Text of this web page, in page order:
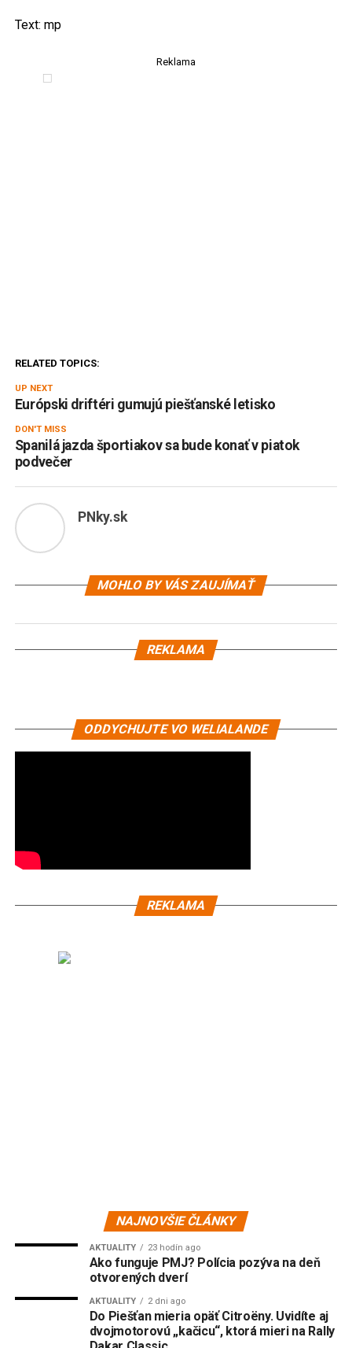
Text: mp
Reklama
RELATED TOPICS:
UP NEXT
Európski driftéri gumujú piešťanské letisko
DON'T MISS
Spanilá jazda športiakov sa bude konať v piatok
podvečer
PNky.sk
MOHLO BY VÁS ZAUJÍMAŤ
REKLAMA
ODDYCHUJTE VO WELIALANDE
REKLAMA
NAJNOVŠIE ČLÁNKY
AKTUALITY 23 hodín ago
Ako funguje PMJ? Polícia pozýva na deň
otvorených dverí
AKTUALITY 2 dni ago
Do Piešťan mieria opäť Citroëny. Uvidíte aj
dvojmotorovú „kačicu“, ktorá mieri na Rally